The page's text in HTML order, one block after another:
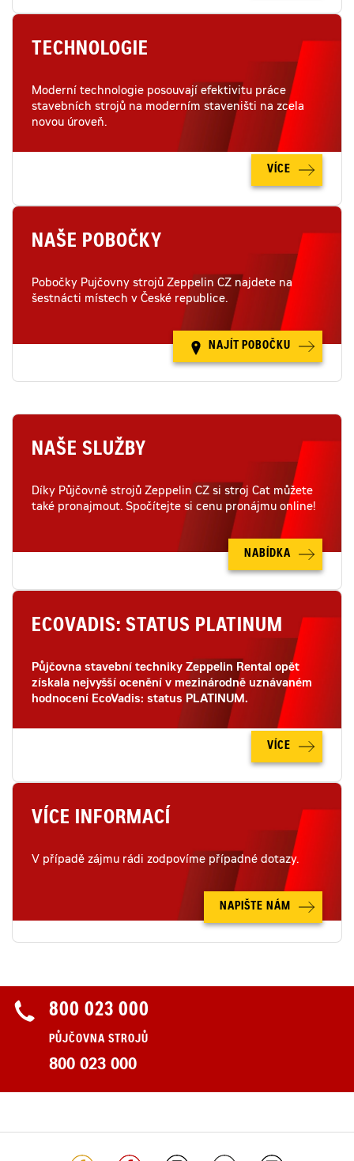
TECHNOLOGIE
Moderní technologie posouvají efektivitu práce
stavebních strojů na moderním staveništi na zcela
novou úroveň.
VÍCE
NAŠE POBOČKY
Pobočky Pujčovny strojů Zeppelin CZ najdete na
šestnácti místech v České republice.
NAJÍT POBOČKU
NAŠE SLUŽBY
Díky Půjčovně strojů Zeppelin CZ si stroj Cat můžete
také pronajmout. Spočítejte si cenu pronájmu online!
NABÍDKA
ECOVADIS: STATUS PLATINUM
Půjčovna stavební techniky Zeppelin Rental opět
získala nejvyšší ocenění v mezinárodně uznávaném
hodnocení EcoVadis: status PLATINUM.
VÍCE
VÍCE INFORMACÍ
V případě zájmu rádi zodpovíme případné dotazy.
NAPIŠTE NÁM
800 023 000
PŮJČOVNA STROJŮ
800 023 000